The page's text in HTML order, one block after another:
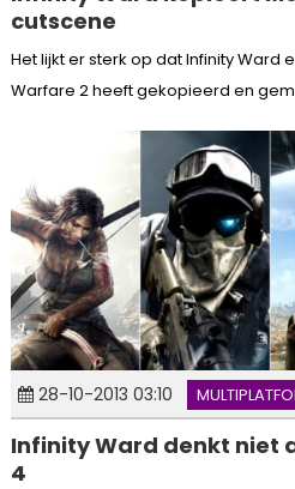
cutscene
Het lijkt er sterk op dat Infinity Ward
Warfare 2 heeft gekopieerd en
28-10-2013 03:10
Infinity Ward denkt niet
4